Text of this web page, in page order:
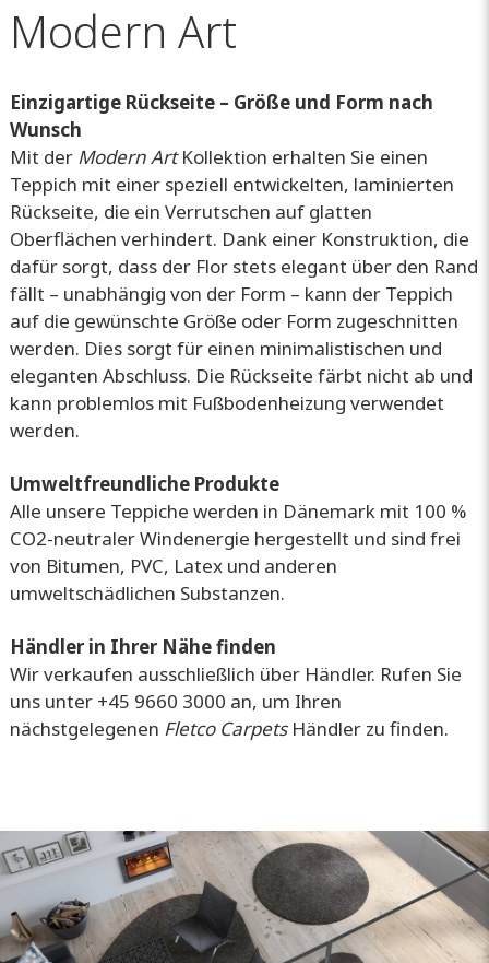
Modern Art
Einzigartige Rückseite – Größe und Form nach
Wunsch
Mit der Modern ArtKollektion erhalten Sie einen
Teppich mit einer speziell entwickelten, laminierten
Rückseite, die ein Verrutschen auf glatten
Oberflächen verhindert. Dank einer Konstruktion, die
dafür sorgt, dass der Flor stets elegant über den Rand
fällt – unabhängig von der Form – kann der Teppich
auf die gewünschte Größe oder Form zugeschnitten
werden. Dies sorgt für einen minimalistischen und
eleganten Abschluss. Die Rückseite färbt nicht ab und
kann problemlos mit Fußbodenheizung verwendet
werden.
Umweltfreundliche Produkte
Alle unsere Teppiche werden in Dänemark mit 100 %
CO2-neutraler Windenergie hergestellt und sind frei
von Bitumen, PVC, Latex und anderen
umweltschädlichen Substanzen.
Händler in Ihrer Nähe finden
Wir verkaufen ausschließlich über Händler. Rufen Sie
uns unter +45 9660 3000 an, um Ihren
nächstgelegenen Fletco CarpetsHändler zu finden.